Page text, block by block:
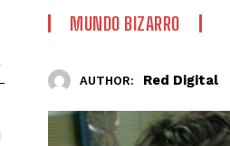
MUNDO BIZARRO
AUTHOR: Red Digital